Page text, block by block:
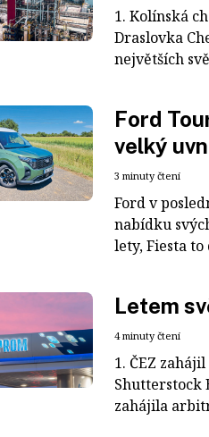
1. Kolínská
Draslovka
největších
Ford
velký
3 minuty čtení
Ford v
nabídku
lety, Fiesta
Letem
4 minuty čtení
1. ČEZ
Shutterstock
zahájila